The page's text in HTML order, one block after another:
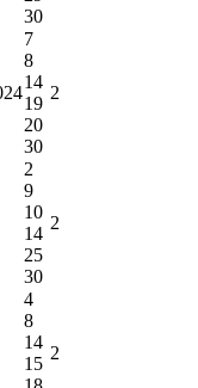
30
7
8
14
19
20
30
2
2
9
10
14
25
30
2
4
8
14
15
2